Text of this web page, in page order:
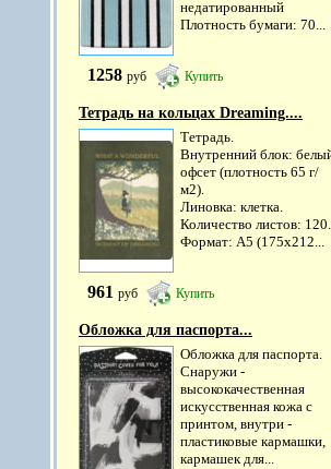
недатированный
Плотность бумаги: 70...
1258 руб Купить
Тетрадь на кольцах Dreaming....
Тетрадь.
Внутренний блок:
офсет (плотность 65 г/
м2).
Линовка: клетка.
Количество листов: 120.
Формат: А5 (175х212...
961 руб Купить
Обложка для паспорта...
Обложка для паспорта.
Снаружи -
высококачественная
искусственная кожа с
принтом, внутри -
пластиковые кармашки,
кармашек для...